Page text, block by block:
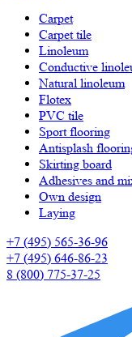
Carpet
Carpet tile
Linoleum
Сonductive
Natural linoleum
Flotex
PVC tile
Sport flooring
Antisplash
Skirting board
Adhesives and
Own design
Laying
+7 (495) 565-36-96
+7 (495) 646-86-23
8 (800) 775-37-25